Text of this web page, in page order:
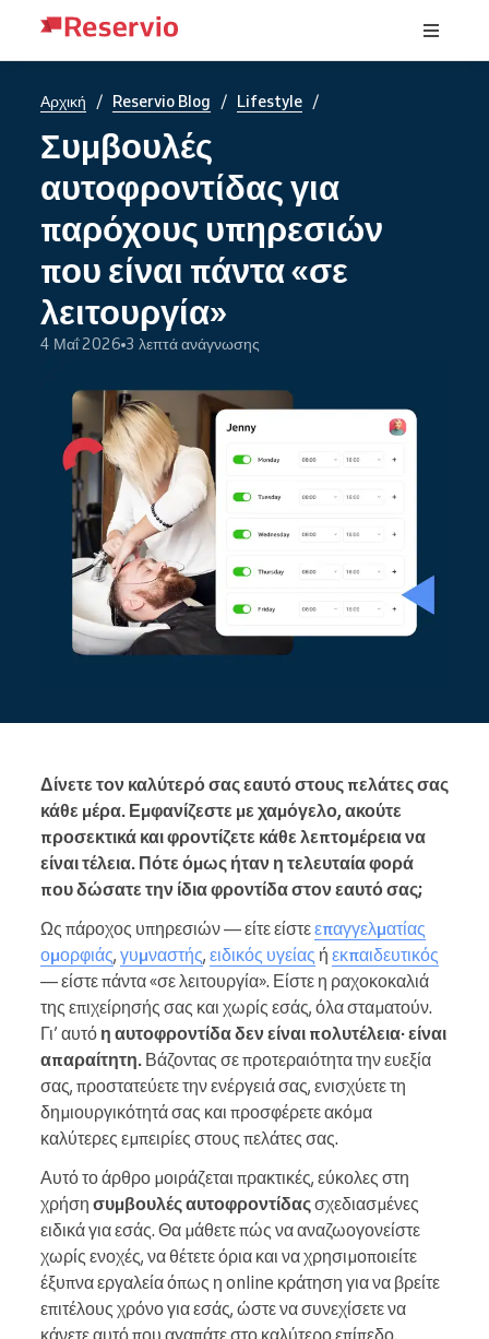
Αρχική / Reservio Blog / Lifestyle /
Συμβουλές
αυτοφροντίδας για
παρόχους υπηρεσιών
που είναι πάντα «σε
λειτουργία»
4 Μαΐ 2026 3 λεπτά ανάγνωσης
Δίνετε τον καλύτερό σας εαυτό στους πελάτες σας
κάθε μέρα. Εμφανίζεστε με χαμόγελο, ακούτε
προσεκτικά και φροντίζετε κάθε λεπτομέρεια να
είναι τέλεια. Πότε όμως ήταν η τελευταία φορά
που δώσατε την ίδια φροντίδα στον εαυτό σας;
Ως πάροχος υπηρεσιών — είτε είστεεπαγγελματίας
ομορφιάς, γυμναστής, ειδικός υγείας ή εκπαιδευτικός
— είστε πάντα «σε λειτουργία». Είστε η ραχοκοκαλιά
της επιχείρησής σας και χωρίς εσάς, όλα σταματούν.
Γι’ αυτό η αυτοφροντίδα δεν είναι πολυτέλεια· είναι
απαραίτητη. Βάζοντας σε προτεραιότητα την ευεξία
σας, προστατεύετε την ενέργειά σας, ενισχύετε τη
δημιουργικότητά σας και προσφέρετε ακόμα
καλύτερες εμπειρίες στους πελάτες σας.
Αυτό το άρθρο μοιράζεται πρακτικές, εύκολες στη
χρήση συμβουλές αυτοφροντίδαςσχεδιασμένες
ειδικά για εσάς. Θα μάθετε πώς να αναζωογονείστε
χωρίς ενοχές, να θέτετε όρια και να χρησιμοποιείτε
έξυπνα εργαλεία όπως η online κράτηση για να βρείτε
επιτέλους χρόνο για εσάς, ώστε να συνεχίσετε να